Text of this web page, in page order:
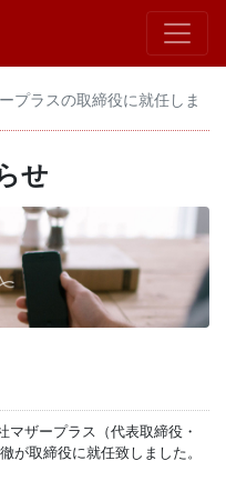
プラスの取締役に就任しま
せ
ザープラス（代表取締役・
が取締役に就任致しました。